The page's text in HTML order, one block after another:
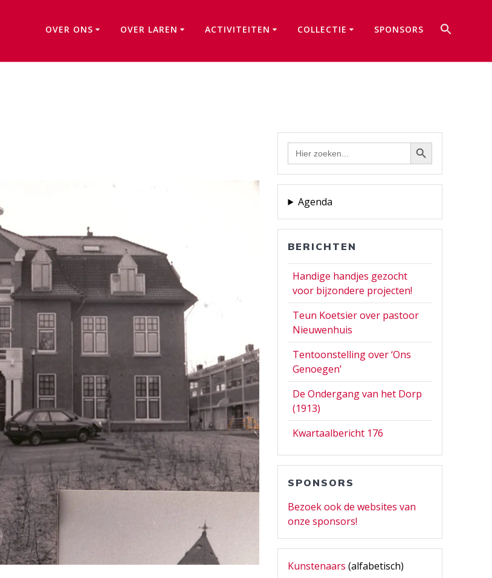
OVER ONS OVER LAREN ACTIVITEITEN COLLECTIE SPONSORS
Zoek
naar:
Zoekknop
Agenda
BERICHTEN
Handige handjes gezocht
voor bijzondere projecten!
Teun Koetsier over pastoor
Nieuwenhuis
Tentoonstelling over ‘Ons
Genoegen’
De Ondergang van het Dorp
(1913)
Kwartaalbericht 176
SPONSORS
Bezoek ook de websites van
onze sponsors!
Kunstenaars (alfabetisch)